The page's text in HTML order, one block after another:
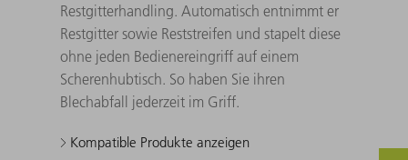
Restgitterhandling. Automatisch entnimmt er
Restgitter sowie Reststreifen und stapelt diese
ohne jeden Bedienereingriff auf einem
Scherenhubtisch. So haben Sie ihren
Blechabfall jederzeit im Griff.
Kompatible Produkte anzeigen